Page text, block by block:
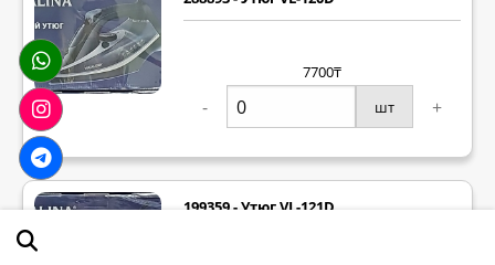
7700₸
- шт +
199359 - Утюг VL-121D